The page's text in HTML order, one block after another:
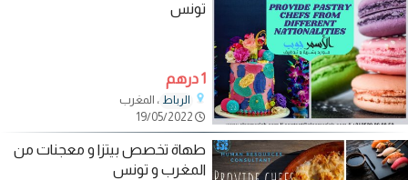
تونس
1 درهم
الرباط ، المغرب
طهاة تخصص بيتزا و معجنات من
المغرب و تونس